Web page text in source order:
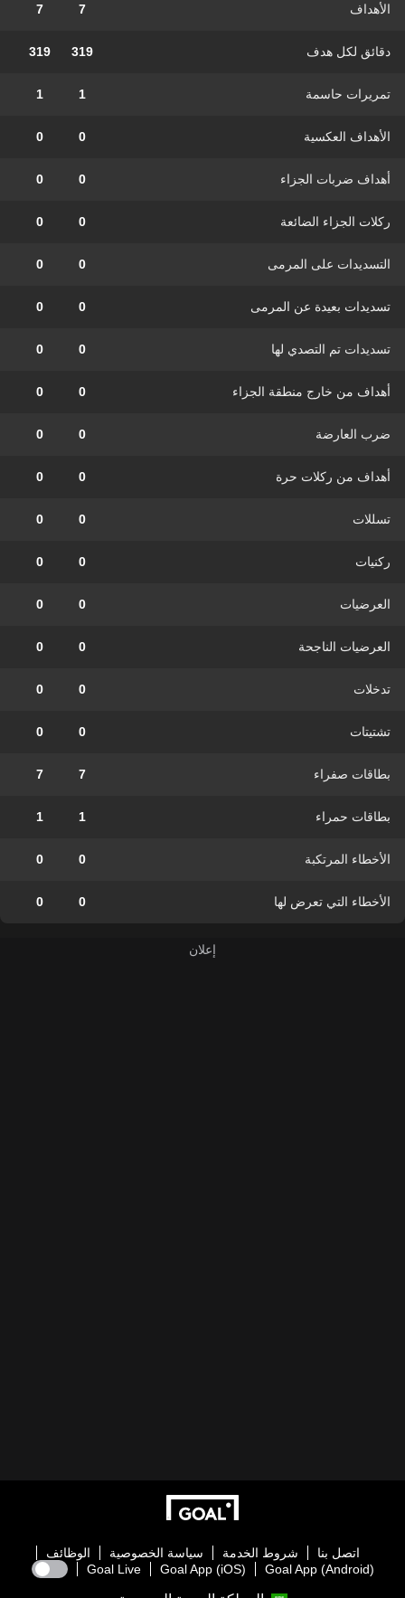
الأهداف 7
7
دقائق لكل هدف 319
319
تمريرات حاسمة 1
1
الأهداف العكسية 0
0
أهداف ضربات الجزاء 0
0
ركلات الجزاء الضائعة 0
0
التسديدات على المرمى 0
0
تسديدات بعيدة عن المرمى 0
0
تسديدات تم التصدي لها 0
0
أهداف من خارج منطقة الجزاء 0
0
ضرب العارضة 0
0
أهداف من ركلات حرة 0
0
تسللات 0
0
ركنيات 0
0
العرضيات 0
0
العرضيات الناجحة 0
0
تدخلات 0
0
تشتيتات 0
0
بطاقات صفراء 7
7
بطاقات حمراء 1
1
الأخطاء المرتكبة 0
0
الأخطاء التي تعرض لها 0
0
اتصل بنا شروط الخدمة سياسة الخصوصية
الوظائف
Goal App (Android)
Goal App (iOS)
Goal Live